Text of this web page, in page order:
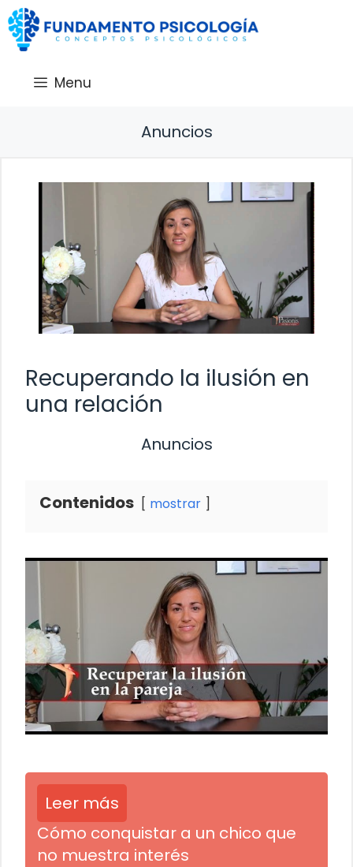
Saltar
al
contenido
Menu
Anuncios
Recuperando la ilusión en
una relación
Anuncios
Contenidos mostrar
Leer más
Cómo conquistar a un chico que
no muestra interés